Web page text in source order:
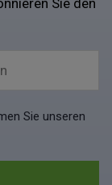
Sie unseren